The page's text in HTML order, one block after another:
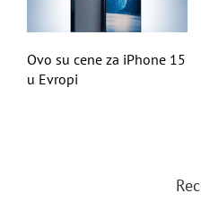
Ovo su cene za iPhone 15
u Evropi